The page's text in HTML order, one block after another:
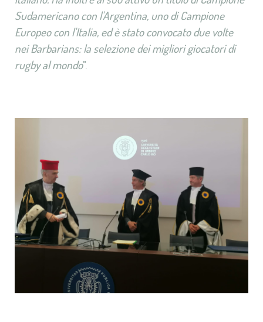
Sudamericano con l'Argentina, uno di Campione
Europeo con l'Italia, ed è stato convocato due volte
nei Barbarians: la selezione dei migliori giocatori di
rugby al mondo".